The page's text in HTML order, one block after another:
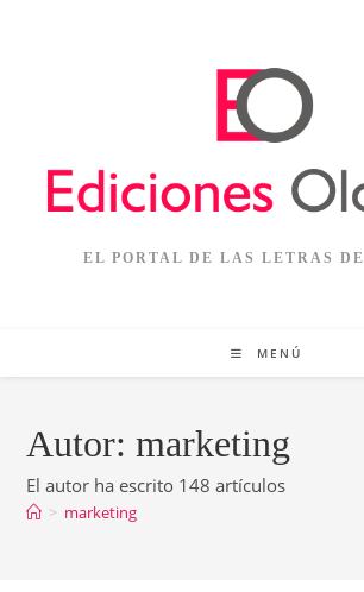
EL PORTAL DE LAS LETRAS
MENÚ
Autor:marketing
El autor ha escrito 148 artículos
> marketing